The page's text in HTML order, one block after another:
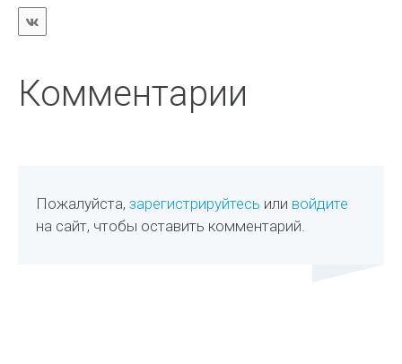
Комментарии
Пожалуйста,зарегистрируйтесь или войдите
на сайт, чтобы оставить комментарий.